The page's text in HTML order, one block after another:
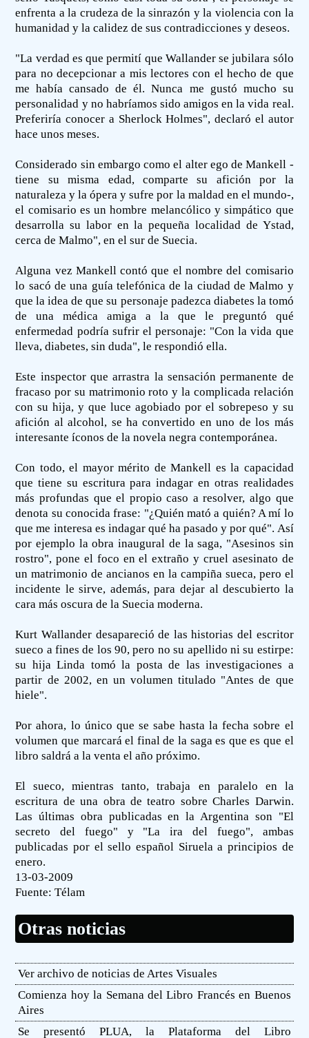
enfrenta a la crudeza de la sinrazón y la violencia con la
humanidad y la calidez de sus contradicciones y deseos.
"La verdad es que permití que Wallander se jubilara sólo
para no decepcionar a mis lectores con el hecho de que
me había cansado de él. Nunca me gustó mucho su
personalidad y no habríamos sido amigos en la vida real.
Preferiría conocer a Sherlock Holmes", declaró el autor
hace unos meses.
Considerado sin embargo como el alter ego de Mankell -
tiene su misma edad, comparte su afición por la
naturaleza y la ópera y sufre por la maldad en el mundo-,
el comisario es un hombre melancólico y simpático que
desarrolla su labor en la pequeña localidad de Ystad,
cerca de Malmo", en el sur de Suecia.
Alguna vez Mankell contó que el nombre del comisario
lo sacó de una guía telefónica de la ciudad de Malmo y
que la idea de que su personaje padezca diabetes la tomó
de una médica amiga a la que le preguntó qué
enfermedad podría sufrir el personaje: "Con la vida que
lleva, diabetes, sin duda", le respondió ella.
Este inspector que arrastra la sensación permanente de
fracaso por su matrimonio roto y la complicada relación
con su hija, y que luce agobiado por el sobrepeso y su
afición al alcohol, se ha convertido en uno de los más
interesante íconos de la novela negra contemporánea.
Con todo, el mayor mérito de Mankell es la capacidad
que tiene su escritura para indagar en otras realidades
más profundas que el propio caso a resolver, algo que
denota su conocida frase: "¿Quién mató a quién? A mí lo
que me interesa es indagar qué ha pasado y por qué". Así
por ejemplo la obra inaugural de la saga, "Asesinos sin
rostro", pone el foco en el extraño y cruel asesinato de
un matrimonio de ancianos en la campiña sueca, pero el
incidente le sirve, además, para dejar al descubierto la
cara más oscura de la Suecia moderna.
Kurt Wallander desapareció de las historias del escritor
sueco a fines de los 90, pero no su apellido ni su estirpe:
su hija Linda tomó la posta de las investigaciones a
partir de 2002, en un volumen titulado "Antes de que
hiele".
Por ahora, lo único que se sabe hasta la fecha sobre el
volumen que marcará el final de la saga es que es que el
libro saldrá a la venta el año próximo.
El sueco, mientras tanto, trabaja en paralelo en la
escritura de una obra de teatro sobre Charles Darwin.
Las últimas obra publicadas en la Argentina son "El
secreto del fuego" y "La ira del fuego", ambas
publicadas por el sello español Siruela a principios de
enero.
13-03-2009
Fuente:Télam
Otras noticias
Ver archivo de noticias de Artes Visuales
Comienza hoy la Semana del Libro Francés en Buenos
Aires
Se presentó PLUA, la Plataforma del Libro